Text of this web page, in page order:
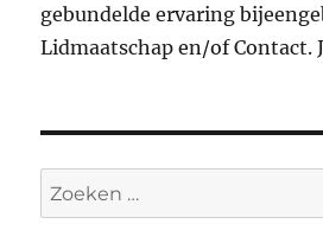
gebundelde ervaring
Lidmaatschap en/of Contact.
Zoeken
naar: